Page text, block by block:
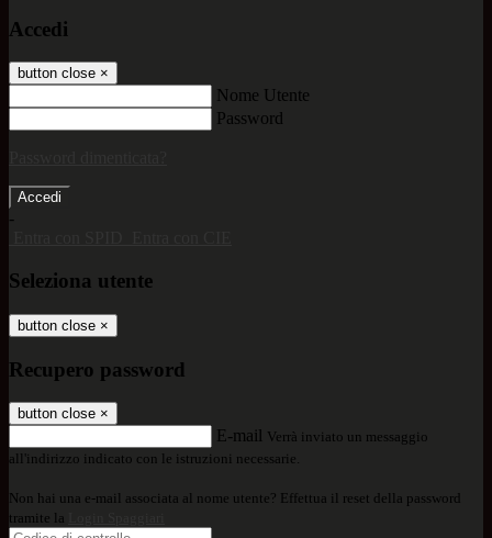
Accedi
button close ×
Nome Utente
Password
-
Seleziona utente
button close ×
Recupero password
button close ×
E-mail Verrà inviato un messaggio
all'indirizzo indicato con le istruzioni necessarie.
Non hai una e-mail associata al nome utente? Effettua il reset della password
tramite la